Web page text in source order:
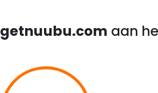
getnuubu.com aan